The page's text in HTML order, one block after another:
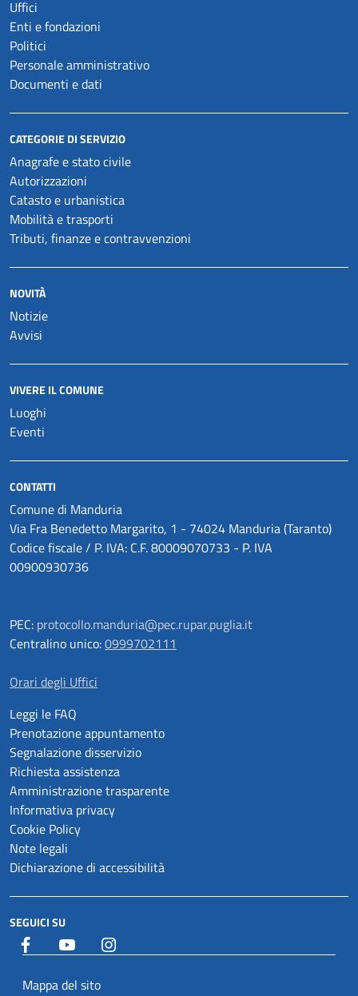
Uffici
Enti e fondazioni
Politici
Personale amministrativo
Documenti e dati
CATEGORIE DI SERVIZIO
Anagrafe e stato civile
Autorizzazioni
Catasto e urbanistica
Mobilità e trasporti
Tributi, finanze e contravvenzioni
NOVITÀ
Notizie
Avvisi
VIVERE IL COMUNE
Luoghi
Eventi
CONTATTI
Comune di Manduria
Via Fra Benedetto Margarito, 1 - 74024 Manduria (Taranto)
Codice fiscale / P. IVA: C.F. 80009070733 - P. IVA
00900930736
PEC: protocollo.manduria@pec.rupar.puglia.it
Centralino unico:0999702111
Orari degli Uffici
Leggi le FAQ
Prenotazione appuntamento
Segnalazione disservizio
Richiesta assistenza
Amministrazione trasparente
Informativa privacy
Cookie Policy
Note legali
Dichiarazione di accessibilità
SEGUICI SU
Facebook YouTube
Mappa del sito